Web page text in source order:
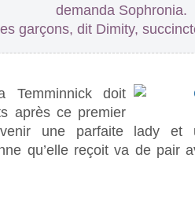
demanda Sophronia.
garçons, dit Dimity,
Temminnick doit
après ce premier
une parfaite lady et
qu’elle reçoit va de pair